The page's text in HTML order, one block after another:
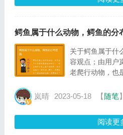
鳄鱼属于什么动物，鳄鱼的分
关于鳄鱼属于什
容观点；由用户
老爬行动物，也
门、爬行纲、鳄
岚晴 2023-05-18 【随笔】
阅读更